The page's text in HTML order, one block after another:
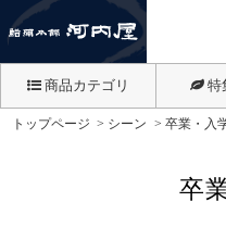
商品カテゴリ 特
トップページ シーン 卒業・入
卒